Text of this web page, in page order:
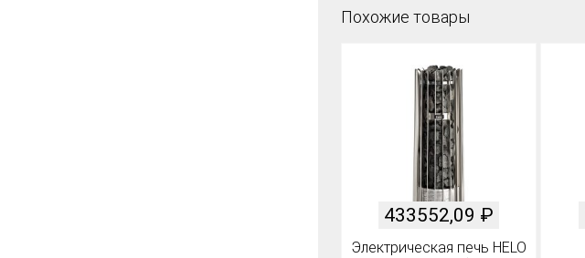
Похожие товары
Электрическая печь HELO
433552,09 ₽